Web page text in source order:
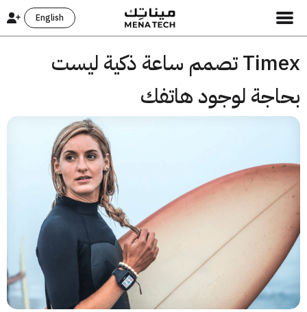
English
Timex تصمم ساعة ذكية ليست
لوجود هاتفك